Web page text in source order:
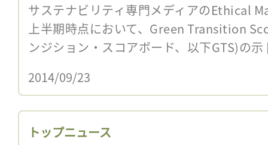
サステナビリティ専門メディアのEthical
上半期時点において、Green Transition
ンジション・スコアボード、以下GTS)の
2014/09/23
トップニュース